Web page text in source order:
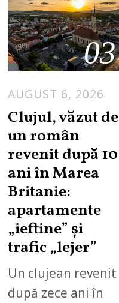
03
AUGUST 6, 2026
Clujul, văzut de
un român
revenit după 10
ani în Marea
Britanie:
apartamente
„ieftine” și
trafic „lejer”
Un clujean revenit
după zece ani în